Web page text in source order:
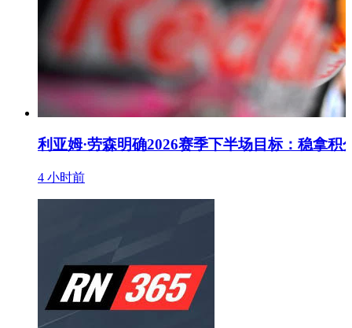
利亚姆·劳森明确2026赛季下半场目标：稳拿积
4 小时前